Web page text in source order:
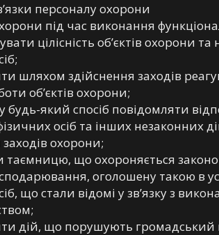
персоналу охорони
під час виконання
цілісність об’єктів охорони
шляхом здійснення заходів
об’єктів охорони;
будь-який спосіб повідомляти
осіб та інших
охорони;
таємницю, що охороняється
оголошену такою в
що стали відомі у зв’язку з
дій, що порушують громадський